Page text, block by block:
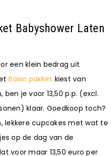
Babyshower Laten
een klein bedrag uit
Basic pakket kiest van
ben je voor 13,50 p.p. (excl.
klaar. Goedkoop toch?
lekkere cupcakes met wat te
op de dag van de
voor maar 13,50 euro per